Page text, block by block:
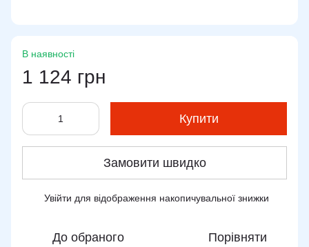
В наявності
1 124 грн
Купити
Замовити швидко
Увійти для відображення накопичувальної знижки
До обраного Порівняти